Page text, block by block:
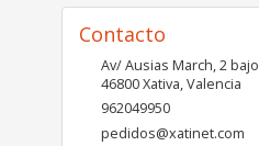
Contacto
Av/ Ausias March, 2 bajo
46800Xativa,Valencia
962049950
pedidos@xatinet.com